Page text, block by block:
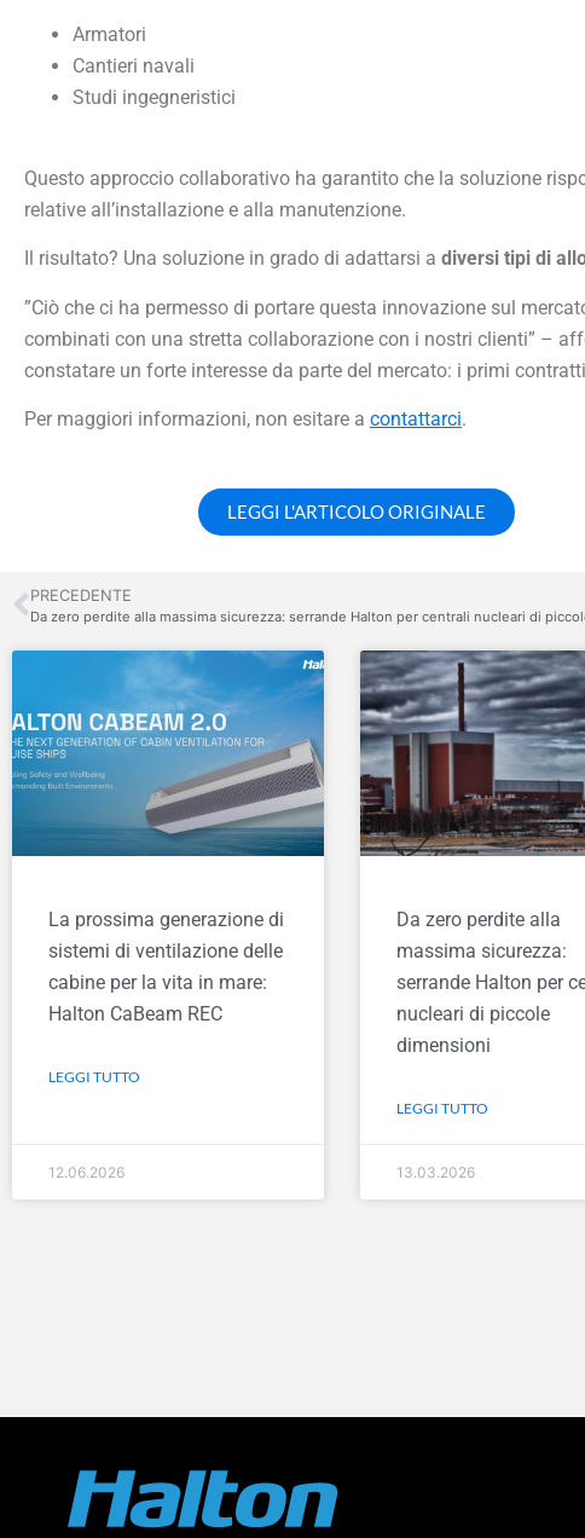
Armatori
Cantieri navali
Studi ingegneristici
Questo approccio collaborativo ha garantito che la soluzione
relative all’installazione e alla manutenzione.
Il risultato? Una soluzione in grado di adattarsi a diversi tipi di
”Ciò che ci ha permesso di portare questa innovazione sul
combinati con una stretta collaborazione con i nostri clienti” –
constatare un forte interesse da parte del mercato: i primi
Per maggiori informazioni, non esitare a contattarci.
LEGGI L'ARTICOLO ORIGINALE
PRECEDENTE
Da zero perdite alla massima sicurezza: serrande Halton per centrali nucleari di
La prossima generazione di
sistemi di ventilazione delle
cabine per la vita in mare:
Halton CaBeam REC
LEGGI TUTTO
12.06.2026
Da zero perdite alla
massima sicurezza:
serrande Halton per
nucleari di piccole
dimensioni
LEGGI TUTTO
13.03.2026